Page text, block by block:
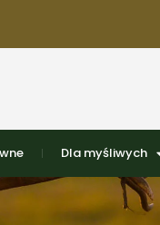
Dla myśliwych